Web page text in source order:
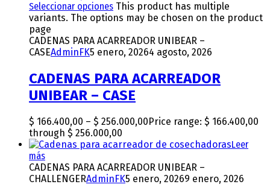
Seleccionar opciones This product has multiple
variants. The options may be chosen on the product
page
CADENAS PARA ACARREADOR UNIBEAR –
CASEAdminFK5 enero, 20264 agosto, 2026
CADENAS PARA ACARREADOR
UNIBEAR – CASE
$ 166.400,00 – $ 256.000,00 Price range: $ 166.400,00
through $ 256.000,00
Leer
más
CADENAS PARA ACARREADOR UNIBEAR –
CHALLENGERAdminFK5 enero, 20269 enero, 2026